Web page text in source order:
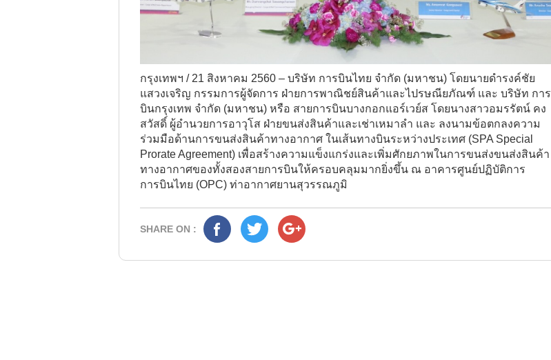
กรุงเทพฯ / 21 สิงหาคม 2560 – บริษัท การบินไทย จำกัด (มหาชน) โดยนายดำรงค์ชัย
แสวงเจริญ กรรมการผู้จัดการ ฝ่ายการพาณิชย์สินค้าและไปรษณียภัณฑ์ และ บริษัท การ
บินกรุงเทพ จำกัด (มหาชน) หรือ สายการบินบางกอกแอร์เวย์ส โดยนางสาวอมรรัตน์ คง
สวัสดิ์ ผู้อำนวยการอาวุโส ฝ่ายขนส่งสินค้าและเช่าเหมาลำ และ ลงนามข้อตกลงความ
ร่วมมือด้านการขนส่งสินค้าทางอากาศ ในเส้นทางบินระหว่างประเทศ (SPA Special
Prorate Agreement) เพื่อสร้างความแข็งแกร่งและเพิ่มศักยภาพในการขนส่งขนส่งสินค้า
ทางอากาศของทั้งสองสายการบินให้ครอบคลุมมากยิ่งขึ้น ณ อาคารศูนย์ปฏิบัติการ
การบินไทย (OPC) ท่าอากาศยานสุวรรณภูมิ
SHARE ON :